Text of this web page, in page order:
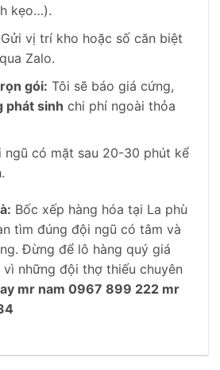
kẹo…).
Gửi vị trí kho hoặc số căn biệt
Zalo.
gói: Tôi sẽ báo giá cứng,
phát sinh chi phí ngoài thỏa
có mặt sau 20-30 phút kể
Bốc xếp hàng hóa tại La phù
tìm đúng đội ngũ có tâm và
Đừng để lô hàng quý giá
những đội thợ thiếu chuyên
mr nam 0967 899 222 mr